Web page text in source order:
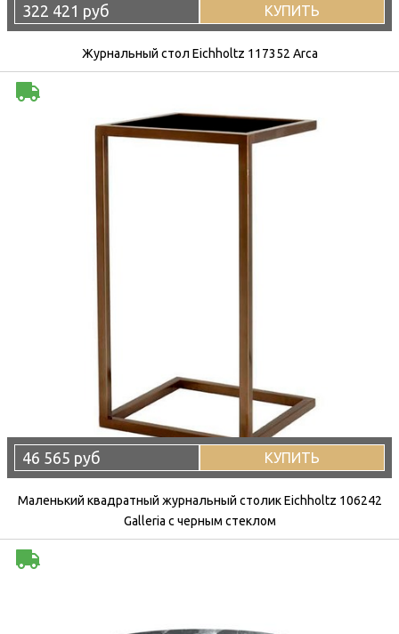
322 421 руб КУПИТЬ
Журнальный стол Eichholtz 117352 Arca
46 565 руб КУПИТЬ
Маленький квадратный журнальный столик Eichholtz 106242
Galleria с черным стеклом